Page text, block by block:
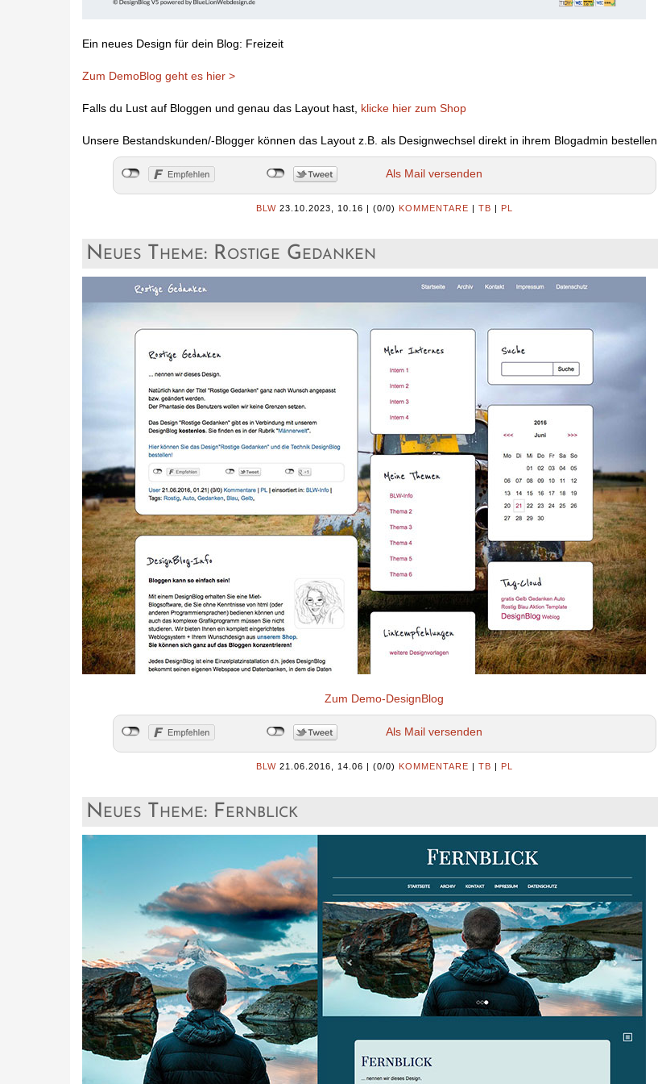
Ein neues Design für dein Blog: Freizeit
Zum DemoBlog geht es hier >
Falls du Lust auf Bloggen und genau das Layout hast, klicke hier zum Shop
Unsere Bestandskunden/-Blogger können das Layout z.B. als Designwechsel direkt in ihrem Blogadmin bestellen.
Als Mail versenden
BLW 23.10.2023, 10.16 | (0/0) KOMMENTARE | TB | PL
Neues Theme: Rostige Gedanken
Zum Demo-DesignBlog
Als Mail versenden
BLW 21.06.2016, 14.06 | (0/0) KOMMENTARE | TB | PL
Neues Theme: Fernblick